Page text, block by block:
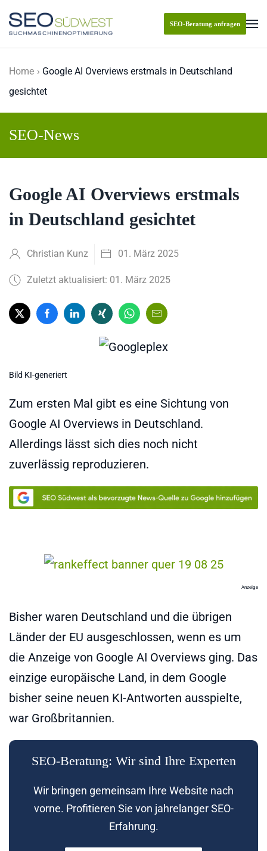
Skip to main content
SEO-Beratung anfragen
Home
Google AI Overviews erstmals in Deutschland
gesichtet
SEO-News
Google AI Overviews erstmals
in Deutschland gesichtet
Christian Kunz 01. März 2025
Zuletzt aktualisiert: 01. März 2025
Bild KI-generiert
Zum ersten Mal gibt es eine Sichtung von
Google AI Overviews in Deutschland.
Allerdings lässt sich dies noch nicht
zuverlässig reproduzieren.
Anzeige
Bisher waren Deutschland und die übrigen
Länder der EU ausgeschlossen, wenn es um
die Anzeige von Google AI Overviews ging. Das
einzige europäische Land, in dem Google
bisher seine neuen KI-Antworten ausspielte,
war Großbritannien.
SEO-Beratung: Wir sind Ihre Experten
Wir bringen gemeinsam Ihre Website nach
vorne. Profitieren Sie von jahrelanger SEO-
Erfahrung.